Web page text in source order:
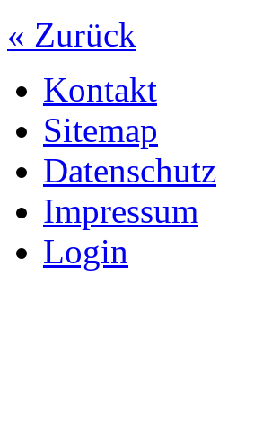
« Zurück
Kontakt
Sitemap
Datenschutz
Impressum
Login